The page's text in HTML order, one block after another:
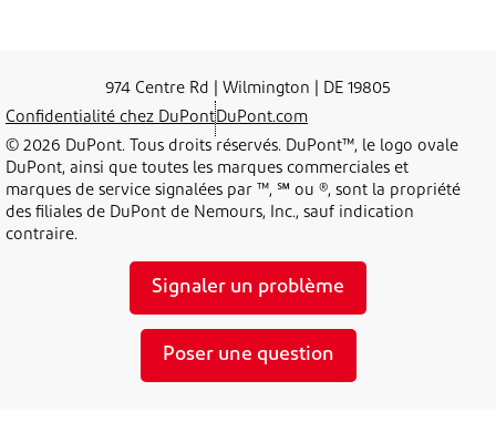
974 Centre Rd | Wilmington | DE 19805
Confidentialité chez DuPontDuPont.com
© 2026 DuPont. Tous droits réservés. DuPont™, le logo ovale
DuPont, ainsi que toutes les marques commerciales et
marques de service signalées par ™, ℠ ou ®, sont la propriété
des filiales de DuPont de Nemours, Inc., sauf indication
contraire.
Signaler un problème
Poser une question